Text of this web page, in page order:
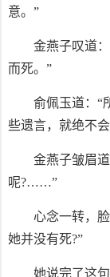
意。”
金燕子叹道
而死。”
俞佩玉道：“
些遗言，就绝不
金燕子皱眉
呢?……”
心念一转，
她并没有死?”
她说完了这